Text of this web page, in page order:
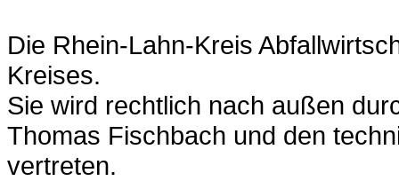
Die Rhein-Lahn-Kreis
Kreises.
Sie wird rechtlich nach außen
Thomas Fischbach und den
vertreten.